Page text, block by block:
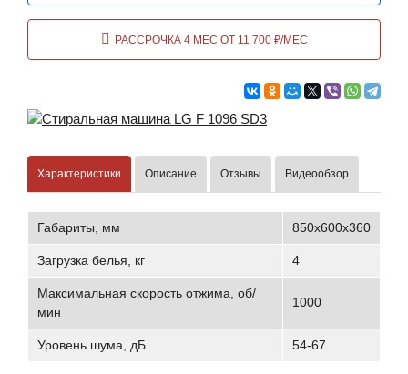
РАССРОЧКА 4 МЕС ОТ 11 700 ₽/МЕС
Характеристики Описание Отзывы Видеообзор
Габариты, мм 850x600x360
Загрузка белья, кг 4
Максимальная скорость отжима, об/
мин
1000
Уровень шума, дБ 54-67